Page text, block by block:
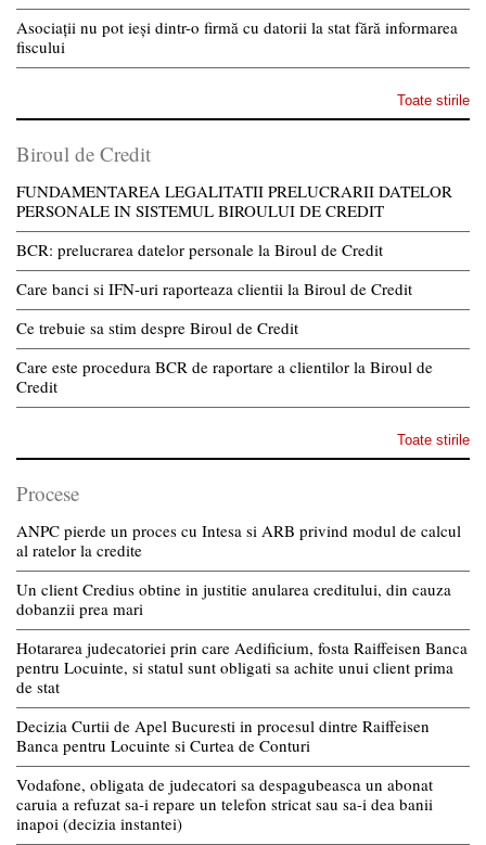
Asociații nu pot ieși dintr-o firmă cu datorii la stat fără informarea
fiscului
Toate stirile
Biroul de Credit
FUNDAMENTAREA LEGALITATII PRELUCRARII DATELOR
PERSONALE IN SISTEMUL BIROULUI DE CREDIT
BCR: prelucrarea datelor personale la Biroul de Credit
Care banci si IFN-uri raporteaza clientii la Biroul de Credit
Ce trebuie sa stim despre Biroul de Credit
Care este procedura BCR de raportare a clientilor la Biroul de
Credit
Toate stirile
Procese
ANPC pierde un proces cu Intesa si ARB privind modul de calcul
al ratelor la credite
Un client Credius obtine in justitie anularea creditului, din cauza
dobanzii prea mari
Hotararea judecatoriei prin care Aedificium, fosta Raiffeisen Banca
pentru Locuinte, si statul sunt obligati sa achite unui client prima
de stat
Decizia Curtii de Apel Bucuresti in procesul dintre Raiffeisen
Banca pentru Locuinte si Curtea de Conturi
Vodafone, obligata de judecatori sa despagubeasca un abonat
caruia a refuzat sa-i repare un telefon stricat sau sa-i dea banii
inapoi (decizia instantei)